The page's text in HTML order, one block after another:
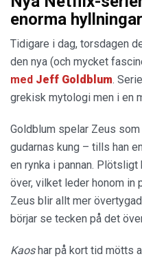
enorma
Tidigare i dag, torsdagen
den nya (och mycket
med Jeff Goldblum.
grekisk mytologi men i en
Goldblum spelar Zeus
gudarnas kung – tills han
en rynka i pannan.
över, vilket leder honom in
Zeus blir allt mer
börjar se tecken på det
Kaos har på kort tid mötts